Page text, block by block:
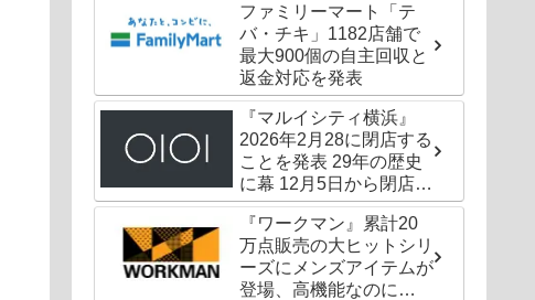
ファミリーマート「テ
バ・チキ」1182店舗で
最大900個の自主回収と
返金対応を発表
『マルイシティ横浜』
2026年2月28に閉店する
ことを発表 29年の歴史
に幕 12月5日から閉店セ
ールも
『ワークマン』累計20
万点販売の大ヒットシリ
ーズにメンズアイテムが
登場、高機能なのに